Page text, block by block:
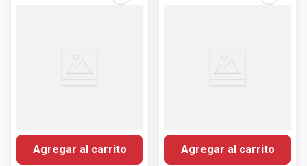
Agregar al carrito Agregar al carrito